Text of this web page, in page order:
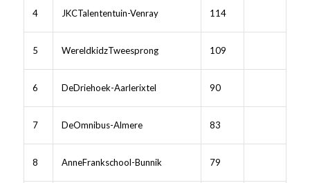
4 JKCTalententuin-Venray 114
5 WereldkidzTweesprong 109
6 DeDriehoek-Aarlerixtel 90
7 DeOmnibus-Almere 83
8 AnneFrankschool-Bunnik 79